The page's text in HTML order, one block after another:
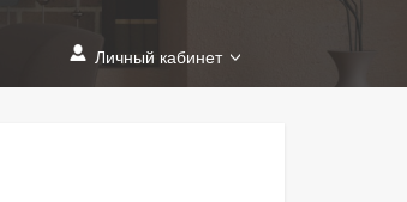
Личный кабинет